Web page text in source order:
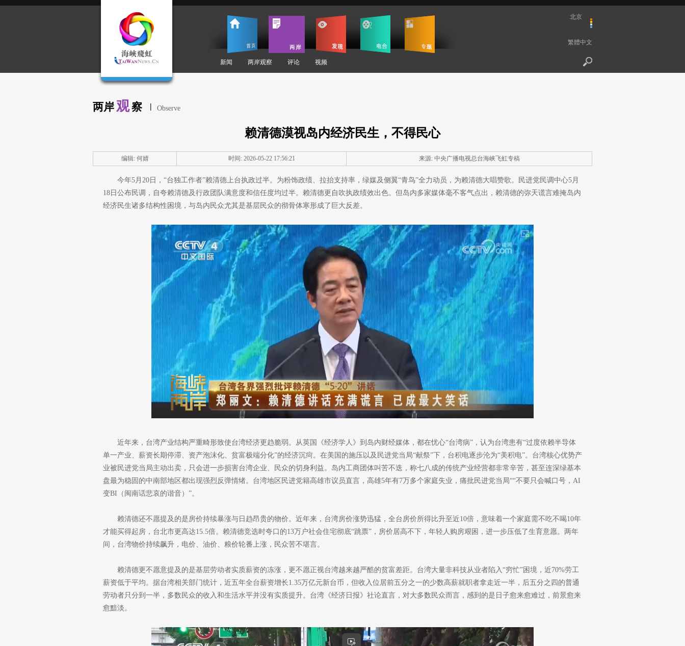
新闻 两岸观察 评论 视频
北京
繁體中文
两岸 观察 | Observe
赖清德漠视岛内经济民生，不得民心
编辑: 何婧 时间: 2026-05-22 17:56:21 来源: 中央广播电视总台海峡飞虹专稿
今年5月20日，“台独工作者”赖清德上台执政过半。为粉饰政绩、拉抬支持率，绿媒及侧翼“青鸟”全力动员，为赖清德大唱赞歌。民进党民调中心5月
18日公布民调，自夸赖清德及行政团队满意度和信任度均过半。赖清德更自吹执政绩效出色。但岛内多家媒体毫不客气点出，赖清德的弥天谎言难掩岛内
经济民生诸多结构性困境，与岛内民众尤其是基层民众的彻骨体寒形成了巨大反差。
近年来，台湾产业结构严重畸形致使台湾经济更趋脆弱。从英国《经济学人》到岛内财经媒体，都在忧心“台湾病”，认为台湾患有“过度依赖半导体
单一产业、薪资长期停滞、资产泡沫化、贫富极端分化”的经济沉疴。在美国的施压以及民进党当局“献祭”下，台积电逐步沦为“美积电”。台湾核心优势产
业被民进党当局主动出卖，只会进一步损害台湾企业、民众的切身利益。岛内工商团体叫苦不迭，称七八成的传统产业经营都非常辛苦，甚至连深绿基本
盘最为稳固的中南部地区都出现强烈反弹情绪。台湾地区民进党籍高雄市议员直言，高雄5年有7万多个家庭失业，痛批民进党当局““不要只会喊口号，AI
变BI（闽南话悲哀的谐音）”。
赖清德还不愿提及的是房价持续暴涨与日趋昂贵的物价。近年来，台湾房价涨势迅猛，全台房价所得比升至近10倍，意味着一个家庭需不吃不喝10年
才能买得起房，台北市更高达15.5倍。赖清德竞选时夸口的13万户社会住宅彻底“跳票”，房价居高不下，年轻人购房艰困，进一步压低了生育意愿。两年
间，台湾物价持续飙升，电价、油价、粮价轮番上涨，民众苦不堪言。
赖清德更不愿意提及的是基层劳动者实质薪资的冻涨，更不愿正视台湾越来越严酷的贫富差距。台湾大量非科技从业者陷入“穷忙”困境，近70%劳工
薪资低于平均。据台湾相关部门统计，近五年全台薪资增长1.35万亿元新台币，但收入位居前五分之一的少数高薪就职者拿走近一半，后五分之四的普通
劳动者只分到一半，多数民众的收入和生活水平并没有实质提升。台湾《经济日报》社论直言，对大多数民众而言，感到的是日子愈来愈难过，前景愈来
愈黯淡。